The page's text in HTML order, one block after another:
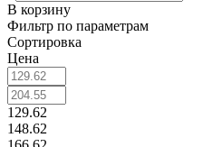
В корзину
Фильтр по параметрам
Сортировка
Цена
129.62
148.62